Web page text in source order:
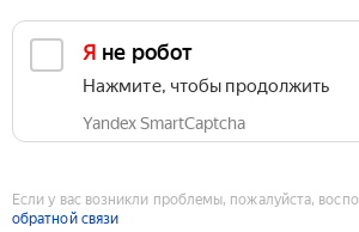
Я не робот
Нажмите, чтобы продолжить
Yandex SmartCaptcha
Если у вас возникли проблемы, пожалуйста,
обратной связи